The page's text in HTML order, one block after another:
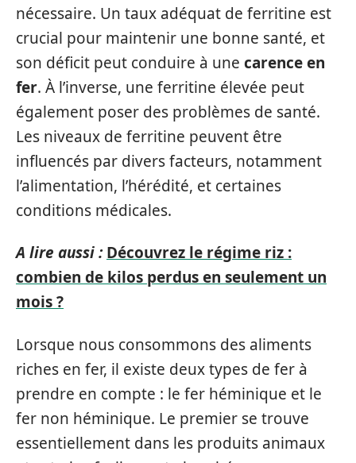
nécessaire. Un taux adéquat de ferritine est
crucial pour maintenir une bonne santé, et
son déficit peut conduire à une carence en
fer. À l’inverse, une ferritine élevée peut
également poser des problèmes de santé.
Les niveaux de ferritine peuvent être
influencés par divers facteurs, notamment
l’alimentation, l’hérédité, et certaines
conditions médicales.
A lire aussi : Découvrez le régime riz :
combien de kilos perdus en seulement un
mois ?
Lorsque nous consommons des aliments
riches en fer, il existe deux types de fer à
prendre en compte : le fer héminique et le
fer non héminique. Le premier se trouve
essentiellement dans les produits animaux